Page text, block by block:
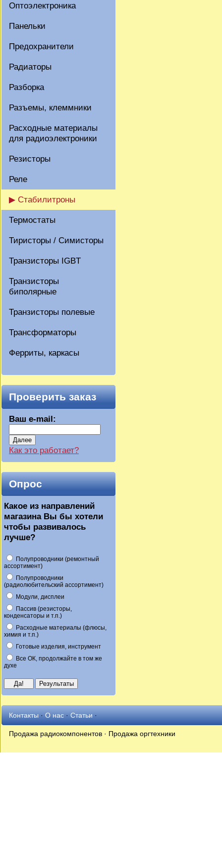
Оптоэлектроника
Панельки
Предохранители
Радиаторы
Разборка
Разъемы, клеммники
Расходные материалы
для радиоэлектроники
Резисторы
Реле
▶ Стабилитроны
Термостаты
Тиристоры / Симисторы
Транзисторы IGBT
Транзисторы
биполярные
Транзисторы полевые
Трансформаторы
Ферриты, каркасы
Проверить заказ
Ваш e-mail:
Далее
Как это работает?
Опрос
Какое из направлений
магазина Вы бы хотели
чтобы развивалось
лучше?
Полупроводники (ремонтный
ассортимент)
Полупроводники
(радиолюбительский ассортимент)
Модули, дисплеи
Пассив (резисторы,
конденсаторы и т.п.)
Расходные материалы (флюсы,
химия и т.п.)
Готовые изделия, инструмент
Все ОК, продолжайте в том же
духе
Контакты·О нас·Статьи·
Продажа радиокомпонентов · Продажа оргтехники